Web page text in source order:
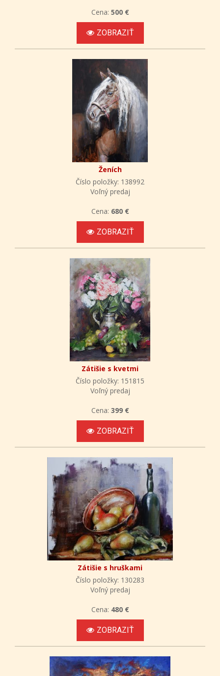
Cena: 500 €
ZOBRAZIŤ
Ženích
Číslo položky: 138992
Voľný predaj
Cena: 680 €
ZOBRAZIŤ
Zátišie s kvetmi
Číslo položky: 151815
Voľný predaj
Cena: 399 €
ZOBRAZIŤ
Zátišie s hruškami
Číslo položky: 130283
Voľný predaj
Cena: 480 €
ZOBRAZIŤ